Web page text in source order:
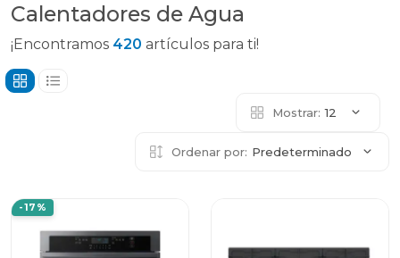
Calentadores de Agua
¡Encontramos 420 artículos para ti!
Mostrar: 12
Ordenar por: Predeterminado
-17%